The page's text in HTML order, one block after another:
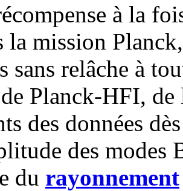
à la
la mission
sans relâche à
Planck-HFI,
des données
des modes
du rayonnement